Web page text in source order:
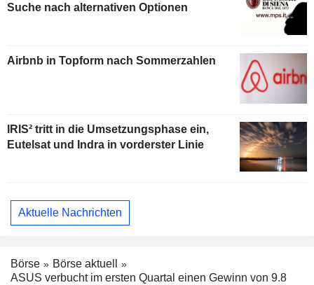
Suche nach alternativen Optionen
Airbnb in Topform nach Sommerzahlen
IRIS² tritt in die Umsetzungsphase ein,
Eutelsat und Indra in vorderster Linie
Aktuelle Nachrichten
Börse
Börse aktuell
ASUS verbucht im ersten Quartal einen Gewinn von 9.8